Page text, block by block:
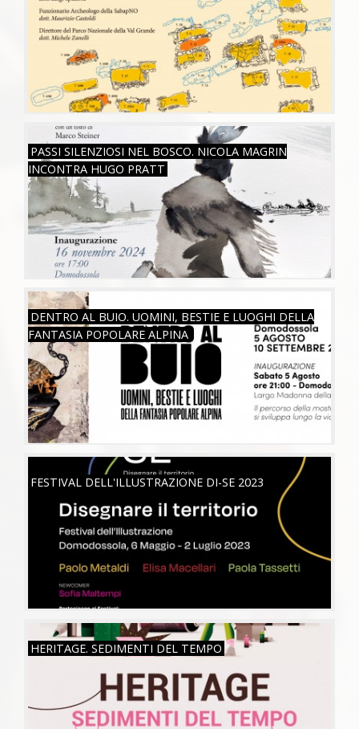
PASSI SILENZIOSI NEL BOSCO. NICOLA MAGRIN
INCONTRA HUGO PRATT
SAB, 16/11/2024
DENTRO AL BUIO. UOMINI, BESTIE E LUOGHI DELLA
FANTASIA POPOLARE ALPINA
FESTIVAL DELL'ILLUSTRAZIONE DI-SE 2023
SAB, 06/05/2023
HERITAGE. SEDIMENTI DEL TEMPO
MAR, 26/07/2022